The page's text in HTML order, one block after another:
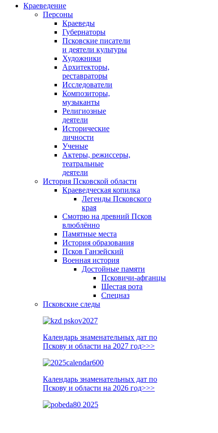
Краеведение
Персоны
Краеведы
Губернаторы
Псковские писатели
и деятели культуры
Художники
Архитекторы,
реставраторы
Исследователи
Композиторы,
музыканты
Религиозные
деятели
Исторические
личности
Ученые
Актеры, режиссеры,
театральные
деятели
История Псковской области
Краеведческая копилка
Легенды Псковского
края
Смотрю на древний Псков
влюблённо
Памятные места
История образования
Псков Ганзейский
Военная история
Достойные памяти
Псковичи-афганцы
Шестая рота
Спецназ
Псковские следы
Календарь знаменательных дат по
Пскову и области на 2027 год>>>
Календарь знаменательных дат по
Пскову и области на 2026 год>>>